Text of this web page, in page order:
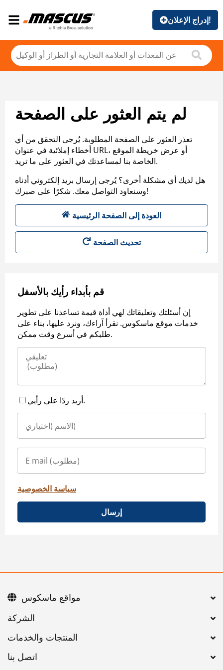
إدراج الإعلان!
لم يتم العثور على الصفحة
تعذر العثور على الصفحة المطلوبة. يُرجى التحقق من أي
أخطاء إملائية في عنوان URL، أو عرض خريطة الموقع
الخاصة بنا لمساعدتك في العثور على ما تريد.
هل لديك أي مشكلة أخرى؟ يُرجى إرسال بريد إلكتروني أدناه
وسنعاود التواصل معك. شكرًا على صبرك!
العودة إلى الصفحة الرئيسية
تحديث الصفحة
قم بأبداء رأيك بالأسفل
إن أسئلتك وتعليقاتك لهي أداة قيمة تساعدنا على تطوير
خدمات موقع ماسكوس. نقرأ آراءك، ونرد عليها، بناء على
طلبكم في أسرع وقت ممكن.
أريد ردًا على رأيي.
سياسة الخصوصية
إرسال
اتصل بنا
مواقع ماسكوس